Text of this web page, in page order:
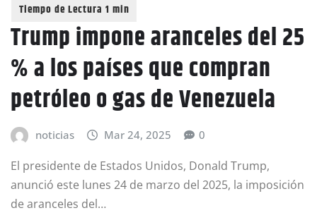
Trump impone aranceles del 25
% a los países que compran
petróleo o gas de Venezuela
noticias Mar 24, 2025 0
El presidente de Estados Unidos, Donald Trump,
anunció este lunes 24 de marzo del 2025, la imposición
de aranceles del…